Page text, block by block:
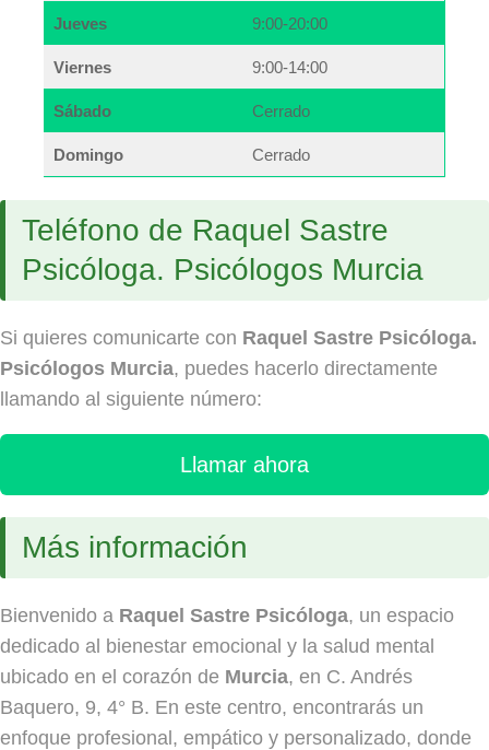
Jueves 9:00-20:00
Viernes 9:00-14:00
Sábado Cerrado
Domingo Cerrado
Teléfono de Raquel Sastre
Psicóloga. Psicólogos Murcia
Si quieres comunicarte con Raquel Sastre Psicóloga.
Psicólogos Murcia, puedes hacerlo directamente
llamando al siguiente número:
Llamar ahora
Más información
Bienvenido a Raquel Sastre Psicóloga, un espacio
dedicado al bienestar emocional y la salud mental
ubicado en el corazón de Murcia, en C. Andrés
Baquero, 9, 4° B. En este centro, encontrarás un
enfoque profesional, empático y personalizado, donde